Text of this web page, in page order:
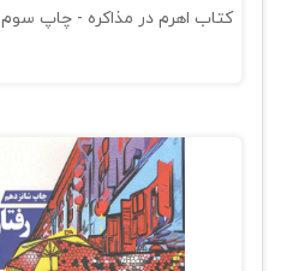
کتاب اهرم در مذاکره - چاپ سوم